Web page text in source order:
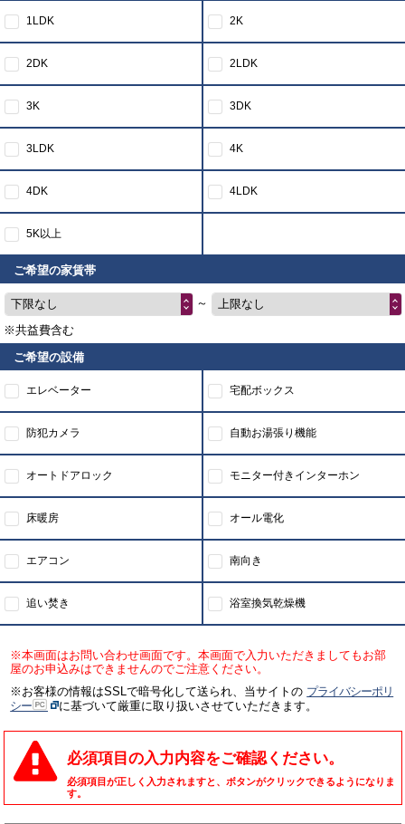
1LDK 2K
2DK 2LDK
3K 3DK
3LDK 4K
4DK 4LDK
5K以上
ご希望の家賃帯
下限なし ～
上限なし
※共益費含む
ご希望の設備
エレベーター 宅配ボックス
防犯カメラ 自動お湯張り機能
オートドアロック モニター付きインターホン
床暖房 オール電化
エアコン 南向き
追い焚き 浴室換気乾燥機
※本画面はお問い合わせ画面です。本画面で入力いただきましてもお部
屋のお申込みはできませんのでご注意ください。
※お客様の情報はSSLで暗号化して送られ、当サイトの プライバシーポリ
シー
に基づいて厳重に取り扱いさせていただきます。
必須項目の入力内容をご確認ください。
必須項目が正しく入力されますと、ボタンがクリックできるようになりま
す。